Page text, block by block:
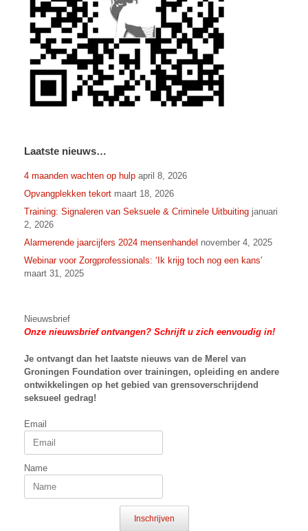
Laatste nieuws…
4 maanden wachten op hulp april 8, 2026
Opvangplekken tekort maart 18, 2026
Training: Signaleren van Seksuele & Criminele Uitbuiting januari
2, 2026
Alarmerende jaarcijfers 2024 mensenhandel november 4, 2025
Webinar voor Zorgprofessionals: ‘Ik krijg toch nog een kans’
maart 31, 2025
Nieuwsbrief
Onze nieuwsbrief ontvangen? Schrijft u zich eenvoudig in!
Je ontvangt dan het laatste nieuws van de Merel van
Groningen Foundation over trainingen, opleiding en andere
ontwikkelingen op het gebied van grensoverschrijdend
seksueel gedrag!
Email
Name
Inschrijven